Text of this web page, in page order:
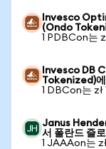
Invesco
(Ondo
1 PDBCon는
Invesco DB
Tokenized)에
1 DBCon는
Janus
서 폴란드 즐로
1 JAAAon는